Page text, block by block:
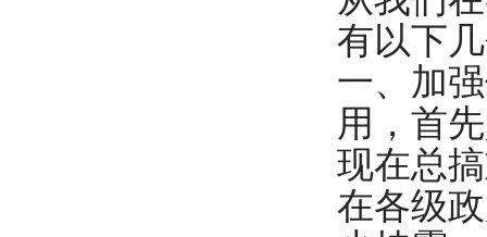
有以下
一、加
用，首
现在总
在各级